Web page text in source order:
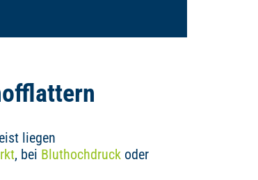
liegen
, bei Bluthochdruck oder